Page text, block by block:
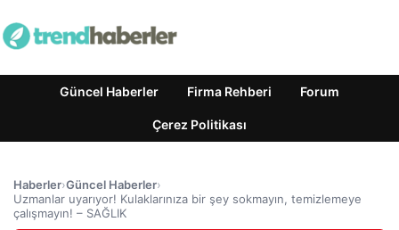
Güncel Haberler Firma Rehberi Forum
Çerez Politikası
Haberler›Güncel Haberler›
Uzmanlar uyarıyor! Kulaklarınıza bir şey sokmayın, temizlemeye
çalışmayın! – SAĞLIK